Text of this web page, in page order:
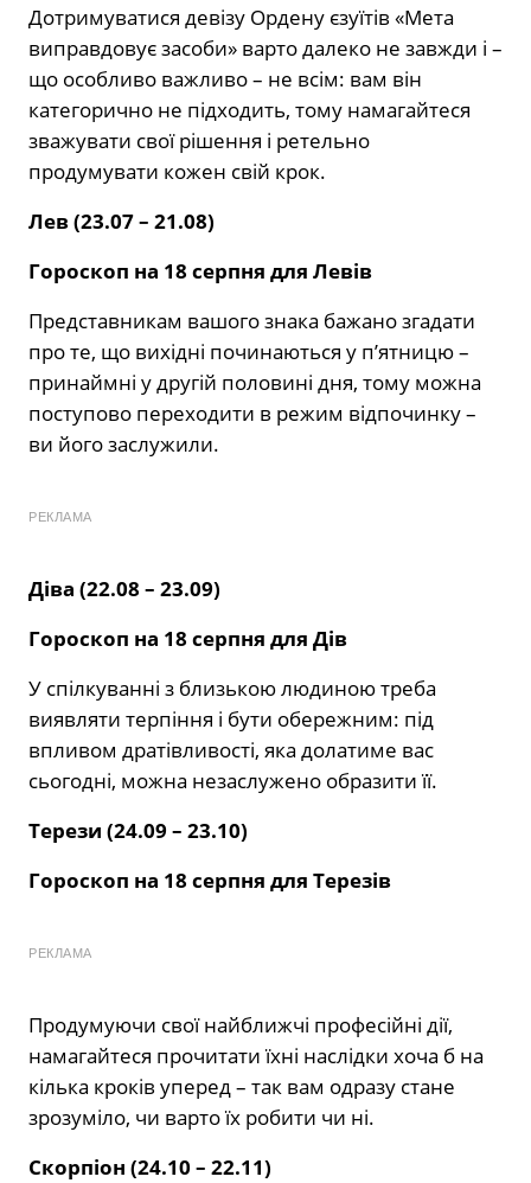
Дотримуватися девізу Ордену єзуїтів «Мета
виправдовує засоби» варто далеко не завжди і –
що особливо важливо – не всім: вам він
категорично не підходить, тому намагайтеся
зважувати свої рішення і ретельно
продумувати кожен свій крок.
Лев (23.07 – 21.08)
Гороскоп на 18 серпня для Левів
Представникам вашого знака бажано згадати
про те, що вихідні починаються у п’ятницю –
принаймні у другій половині дня, тому можна
поступово переходити в режим відпочинку –
ви його заслужили.
РЕКЛАМА
Діва (22.08 – 23.09)
Гороскоп на 18 серпня для Дів
У спілкуванні з близькою людиною треба
виявляти терпіння і бути обережним: під
впливом дратівливості, яка долатиме вас
сьогодні, можна незаслужено образити її.
Терези (24.09 – 23.10)
Гороскоп на 18 серпня для Терезів
РЕКЛАМА
Продумуючи свої найближчі професійні дії,
намагайтеся прочитати їхні наслідки хоча б на
кілька кроків уперед – так вам одразу стане
зрозуміло, чи варто їх робити чи ні.
Скорпіон (24.10 – 22.11)